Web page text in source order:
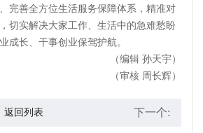
完善全方位生活服务保障体系，精准对
切实解决大家工作、生活中的急难愁盼
成长、干事创业保驾护航。
（编辑 孙天宇）
（审核 周长辉）
返回列表 下一个: